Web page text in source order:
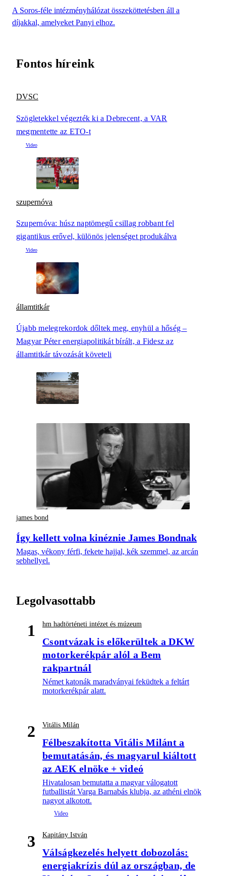
A Soros-féle intézményhálózat összeköttetésben áll a
díjakkal, amelyeket Panyi elhoz.
Fontos híreink
DVSC
Szögletekkel végezték ki a Debrecent, a VAR
megmentette az ETO-t
szupernóva
Szupernóva: húsz naptömegű csillag robbant fel
gigantikus erővel, különös jelenséget produkálva
államtitkár
Újabb melegrekordok dőltek meg, enyhül a hőség –
Magyar Péter energiapolitikát bírált, a Fidesz az
államtitkár távozását követeli
james bond
Így kellett volna kinéznie James Bondnak
Magas, vékony férfi, fekete hajjal, kék szemmel, az arcán
sebhellyel.
Legolvasottabb
1 hm hadtörténeti intézet és múzeum
Csontvázak is előkerültek a DKW
motorkerékpár alól a Bem
rakpartnál
Német katonák maradványai feküdtek a feltárt
motorkerékpár alatt.
2 Vitális Milán
Félbeszakította Vitális Milánt a
bemutatásán, és magyarul kiáltott
az AEK elnöke + videó
Hivatalosan bemutatta a magyar válogatott
futballistát Varga Barnabás klubja, az athéni elnök
nagyot alkotott.
3 Kapitány István
Válságkezelés helyett dobozolás:
energiakrízis dúl az országban, de